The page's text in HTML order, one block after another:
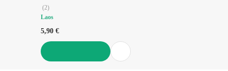
(2)
Laos
5,90 €